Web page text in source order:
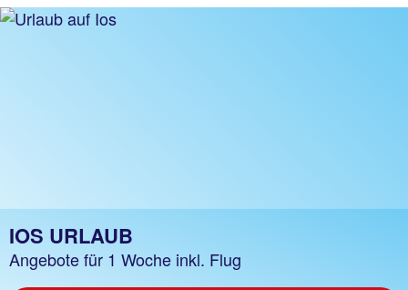
IOS URLAUB
Angebote für 1 Woche inkl. Flug